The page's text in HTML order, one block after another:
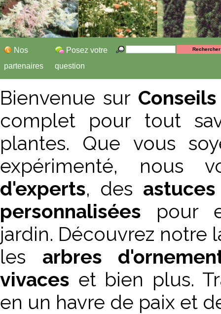
Nos
partenaires
Posez votre
question
Bienvenue sur
complet pour tout
plantes. Que vous
expérimenté, nous
d'experts, des
personnalisées pour
jardin. Découvrez notre
les arbres
vivaces et bien plus.
en un havre de paix et